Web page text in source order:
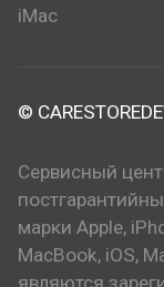
iMac
©
Сервисный
марки Apple,
MacBook, iOS,
являются